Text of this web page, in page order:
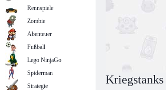
Rennspiele
Zombie
Abenteuer
Fußball
Lego NinjaGo
Spiderman
Strategie